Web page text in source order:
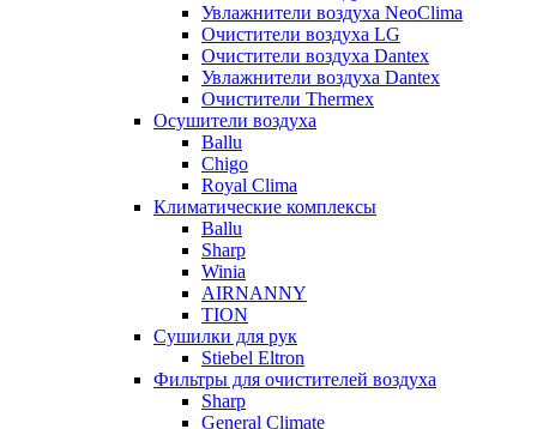
Увлажнители воздуха NeoClima
Очистители воздуха LG
Очистители воздуха Dantex
Увлажнители воздуха Dantex
Очистители Thermex
Осушители воздуха
Ballu
Chigo
Royal Clima
Климатические комплексы
Ballu
Sharp
Winia
AIRNANNY
TION
Сушилки для рук
Stiebel Eltron
Фильтры для очистителей воздуха
Sharp
General Climate